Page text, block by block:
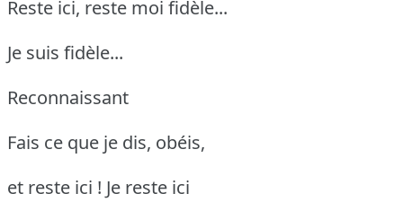
Reste ici, reste moi fidèle...
Je suis fidèle...
Reconnaissant
Fais ce que je dis, obéis,
et reste ici ! Je reste ici